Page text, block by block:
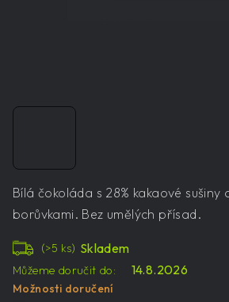
Bílá čokoláda s 28% kakaové sušiny
borůvkami. Bez umělých přísad.
Skladem
(>5 ks)
Můžeme doručit do:
14.8.2026
Možnosti doručení